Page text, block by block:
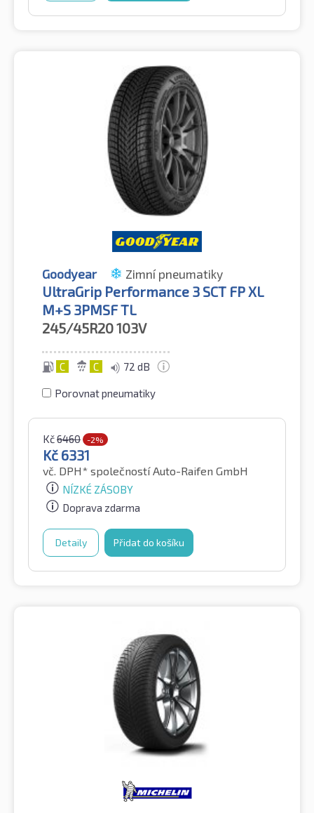
Goodyear Zimní pneumatiky
UltraGrip Performance 3 SCT FP XL
M+S 3PMSF TL
245/45R20103V
C C 72 dB
Porovnat pneumatiky
Kč6460 -2%
Kč 6331
vč. DPH* společností Auto-Raifen GmbH
NÍZKÉ ZÁSOBY
Doprava zdarma
Detaily Přidat do košíku